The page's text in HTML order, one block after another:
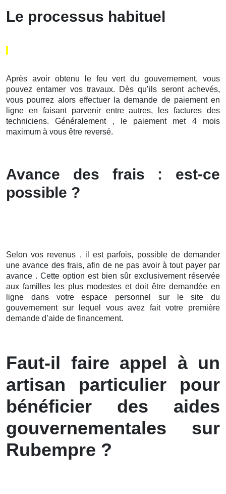
Le processus habituel
Après avoir obtenu le feu vert du gouvernement, vous
pouvez entamer vos travaux. Dès qu’ils seront achevés,
vous pourrez alors effectuer la demande de paiement en
ligne en faisant parvenir entre autres, les factures des
techniciens. Généralement , le paiement met 4 mois
maximum à vous être reversé.
Avance des frais : est-ce
possible ?
Selon vos revenus , il est parfois, possible de demander
une avance des frais, afin de ne pas avoir à tout payer par
avance . Cette option est bien sûr exclusivement réservée
aux familles les plus modestes et doit être demandée en
ligne dans votre espace personnel sur le site du
gouvernement sur lequel vous avez fait votre première
demande d’aide de financement.
Faut-il faire appel à un
artisan particulier pour
bénéficier des aides
gouvernementales sur
Rubempre ?